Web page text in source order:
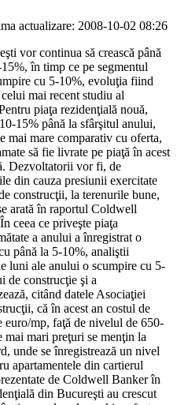
actualizare: 2008-10-02 08:26
vor continua să crească până
în timp ce pe segmentul
cu 5-10%, evoluţia fiind
mai recent studiu al
piaţa rezidenţială nouă,
15% până la sfârşitul anului,
mai mare comparativ cu oferta,
să fie livrate pe piaţă în acest
Dezvoltatorii vor fi, de
din cauza presiunii exercitate
construcţii, la terenurile bune,
arată în raportul Coldwell
ceea ce priveşte piaţa
a anului a înregistrat o
până la 5-10%, analiştii
luni ale anului o scumpire cu 5-
de construcţie şi a
citând datele Asociaţiei
că în acest an costul de
euro/mp, faţă de nivelul de 650-
mari preţuri se menţin la
unde se înregistrează un nivel
apartamentele din cartierul
de Coldwell Banker în
din Bucureşti au crescut